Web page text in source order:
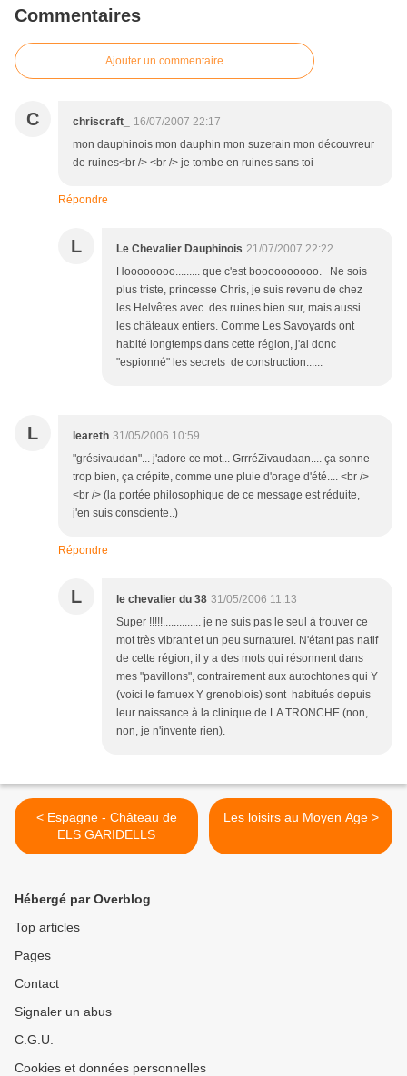
Commentaires
Ajouter un commentaire
C chriscraft_
16/07/2007 22:17
mon dauphinois mon dauphin mon suzerain mon découvreur
de ruines<br /> <br /> je tombe en ruines sans toi
Répondre
L Le Chevalier Dauphinois 21/07/2007 22:22
Hoooooooo......... que c'est boooooooooo. Ne sois
plus triste, princesse Chris, je suis revenu de chez
les Helvêtes avec des ruines bien sur, mais aussi.....
les châteaux entiers. Comme Les Savoyards ont
habité longtemps dans cette région, j'ai donc
"espionné" les secrets de construction......
L leareth 31/05/2006 10:59
"grésivaudan"... j'adore ce mot... GrrréZivaudaan.... ça sonne
trop bien, ça crépite, comme une pluie d'orage d'été.... <br />
<br /> (la portée philosophique de ce message est réduite,
j'en suis consciente..)
Répondre
L le chevalier du 38 31/05/2006 11:13
Super !!!!!.............. je ne suis pas le seul à trouver ce
mot très vibrant et un peu surnaturel. N'étant pas natif
de cette région, il y a des mots qui résonnent dans
mes "pavillons", contrairement aux autochtones qui Y
(voici le famuex Y grenoblois) sont habitués depuis
leur naissance à la clinique de LA TRONCHE (non,
non, je n'invente rien).
< Espagne - Château de
ELS GARIDELLS
Les loisirs au Moyen Age >
Hébergé par Overblog
Top articles
Pages
Contact
Signaler un abus
C.G.U.
Cookies et données personnelles